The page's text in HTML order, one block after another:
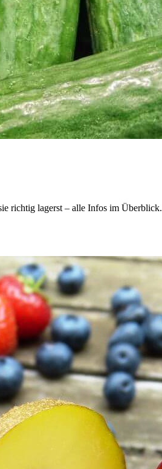
richtig lagerst – alle Infos im Überblick.